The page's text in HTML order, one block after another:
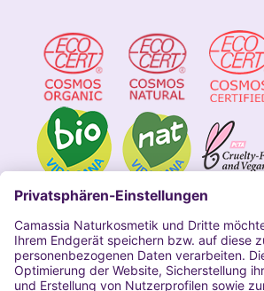
Impressum
Allgemeine
Datenschutzerklärung